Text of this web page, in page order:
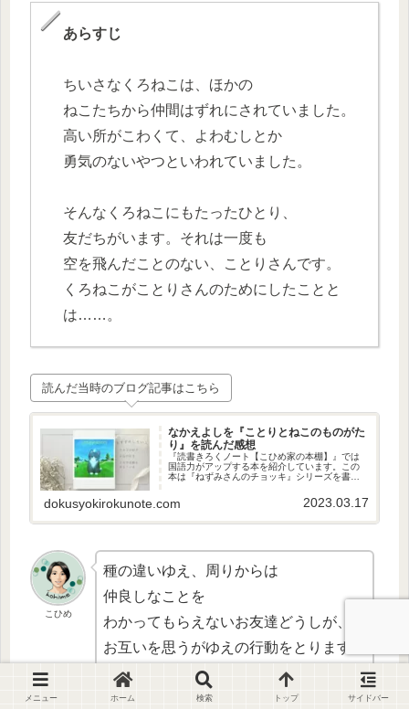
あらすじ
ちいさなくろねこは、ほかの
ねこたちから仲間はずれにされていました。
高い所がこわくて、よわむしとか
勇気のないやつといわれていました。
そんなくろねこにもたったひとり、
友だちがいます。それは一度も
空を飛んだことのない、ことりさんです。
くろねこがことりさんのためにしたことと
は……。
読んだ当時のブログ記事はこちら
なかえよしを『ことりとねこのものがた
り』を読んだ感想
『読書きろくノート【こひめ家の本棚】』では
国語力がアップする本を紹介しています。この
本は『ねずみさんのチョッキ』シリーズを書か
たく違う友達のことを思いやる、心があたたか
くなる絵本です。感動します！
dokusyokirokunote.com 2023.03.17
こひめ
種の違いゆえ、周りからは
仲良しなことを
わかってもらえないお友達どうしが、
お互いを思うがゆえの行動をとります。
国語の教科書に掲載されても
メニュー ホーム 検索 トップ サイドバー